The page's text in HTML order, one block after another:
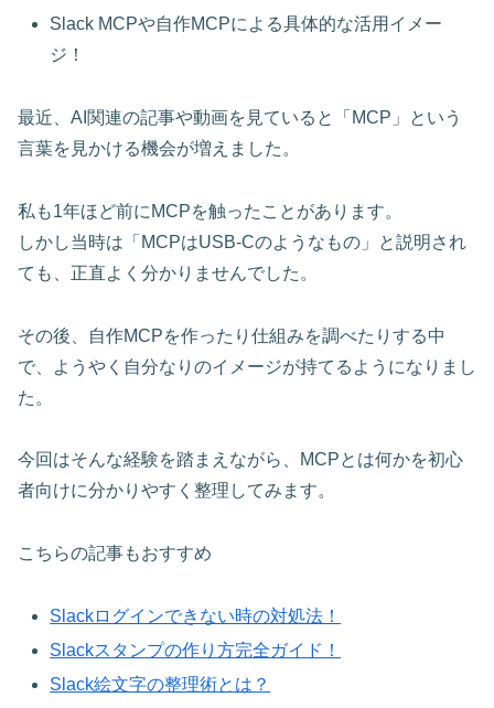
Slack MCPや自作MCPによる具体的な活用イメー
ジ！
最近、AI関連の記事や動画を見ていると「MCP」という
言葉を見かける機会が増えました。
私も1年ほど前にMCPを触ったことがあります。
しかし当時は「MCPはUSB-Cのようなもの」と説明され
ても、正直よく分かりませんでした。
その後、自作MCPを作ったり仕組みを調べたりする中
で、ようやく自分なりのイメージが持てるようになりまし
た。
今回はそんな経験を踏まえながら、MCPとは何かを初心
者向けに分かりやすく整理してみます。
こちらの記事もおすすめ
Slackログインできない時の対処法！
Slackスタンプの作り方完全ガイド！
Slack絵文字の整理術とは？